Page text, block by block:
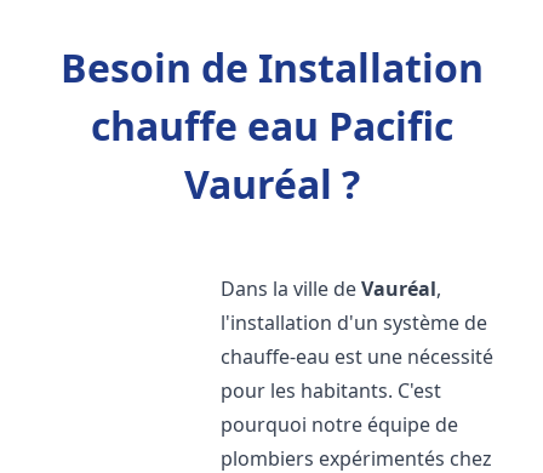
Besoin de Installation
chauffe eau Pacific
Vauréal ?
Dans la ville deVauréal,
l'installation d'un système de
chauffe-eau est une nécessité
pour les habitants. C'est
pourquoi notre équipe de
plombiers expérimentés chez